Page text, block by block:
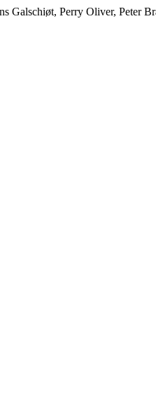
Perry Oliver, Peter